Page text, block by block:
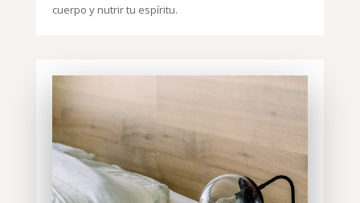
cuerpo y nutrir tu espíritu.